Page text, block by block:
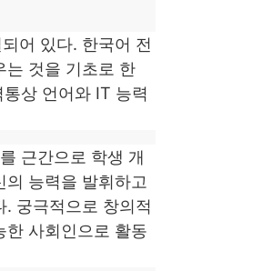
어 있다. 한국어 전
는 것을 기초로 한
상 언어와 IT 능력
근간으로 학생 개
능력을 발휘하고
궁극적으로 창의적
한 사회인으로 활동